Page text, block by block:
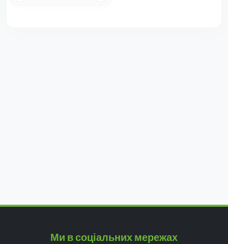
Ми в соціальних мережах